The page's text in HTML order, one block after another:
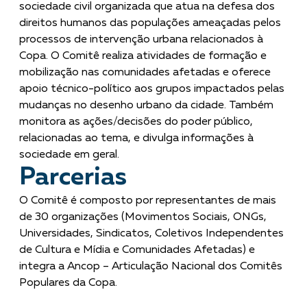
sociedade civil organizada que atua na defesa dos
direitos humanos das populações ameaçadas pelos
processos de intervenção urbana relacionados à
Copa. O Comitê realiza atividades de formação e
mobilização nas comunidades afetadas e oferece
apoio técnico-político aos grupos impactados pelas
mudanças no desenho urbano da cidade. Também
monitora as ações/decisões do poder público,
relacionadas ao tema, e divulga informações à
sociedade em geral.
Parcerias
O Comitê é composto por representantes de mais
de 30 organizações (Movimentos Sociais, ONGs,
Universidades, Sindicatos, Coletivos Independentes
de Cultura e Mídia e Comunidades Afetadas) e
integra a Ancop – Articulação Nacional dos Comitês
Populares da Copa.